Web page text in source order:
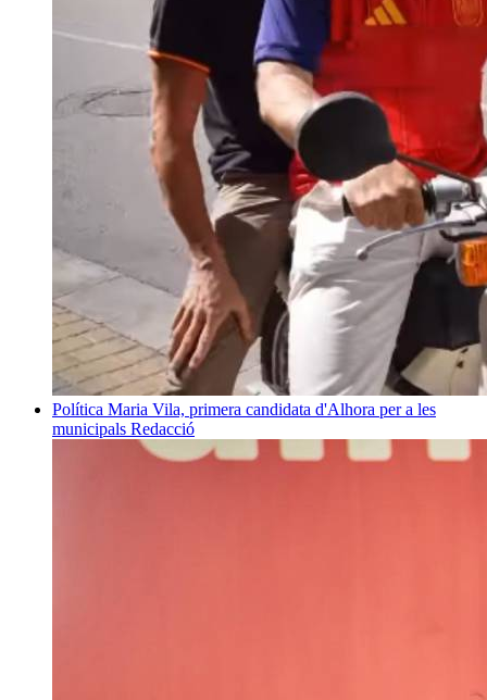
Política Maria Vila, primera candidata d'Alhora per a les
municipals Redacció